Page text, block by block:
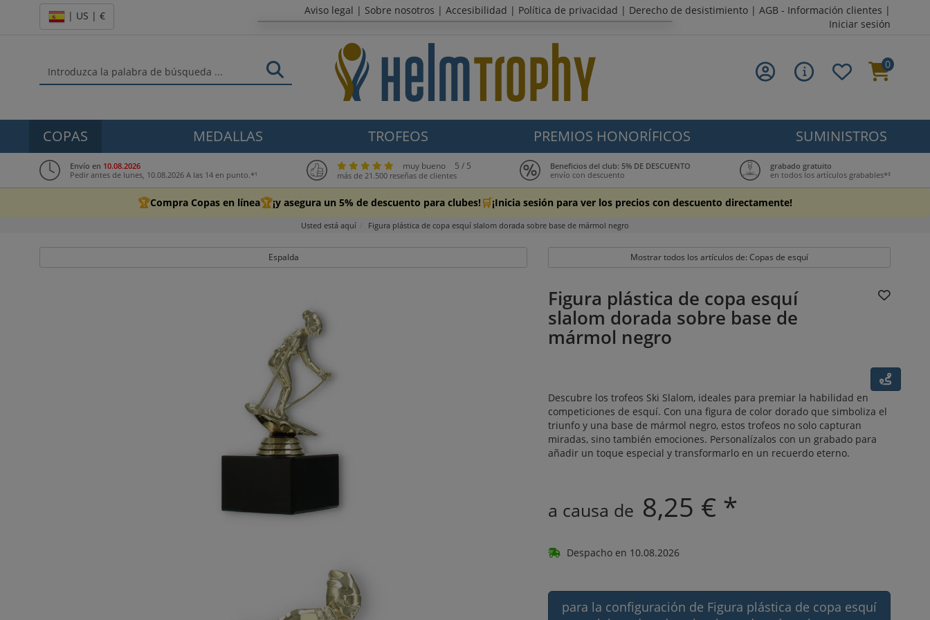
| US | € Aviso legal | Sobre nosotros | Accesibilidad | Política de privacidad | Derecho de desistimiento | AGB - Información clientes |
Iniciar sesión
0
COPAS MEDALLAS TROFEOS PREMIOS HONORÍFICOS SUMINISTROS
Envío en 10.08.2026
Pedir antes de lunes, 10.08.2026 A las 14 en punto.*¹
muy bueno 5 / 5
más de 21.500 reseñas de clientes
Beneficios del club: 5% DE DESCUENTO
envío con descuento
grabado gratuito
en todos los artículos grabables*³
🏆Compra Copas en línea🏆¡y asegura un 5% de descuento para clubes! 🛒¡Inicia sesión para ver los precios con descuento directamente!
Usted está aquí Figura plástica de copa esquí slalom dorada sobre base de mármol negro
Espalda Mostrar todos los artículos de: Copas de esquí
Figura plástica de copa esquí
slalom dorada sobre base de
mármol negro
Descubre los trofeos Ski Slalom, ideales para premiar la habilidad en
competiciones de esquí. Con una figura de color dorado que simboliza el
triunfo y una base de mármol negro, estos trofeos no solo capturan
miradas, sino también emociones. Personalízalos con un grabado para
añadir un toque especial y transformarlo en un recuerdo eterno.
a causa de 8,25 € *
Despacho en 10.08.2026
para la configuración de Figura plástica de copa esquí